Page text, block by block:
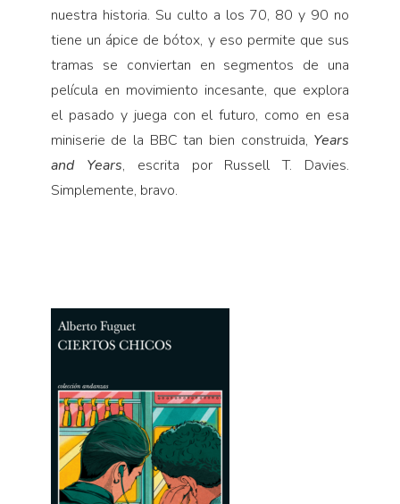
nuestra historia. Su culto a los 70, 80 y 90 no
tiene un ápice de bótox, y eso permite que sus
tramas se conviertan en segmentos de una
película en movimiento incesante, que explora
el pasado y juega con el futuro, como en esa
miniserie de la BBC tan bien construida, Years
and Years, escrita por Russell T. Davies.
Simplemente, bravo.